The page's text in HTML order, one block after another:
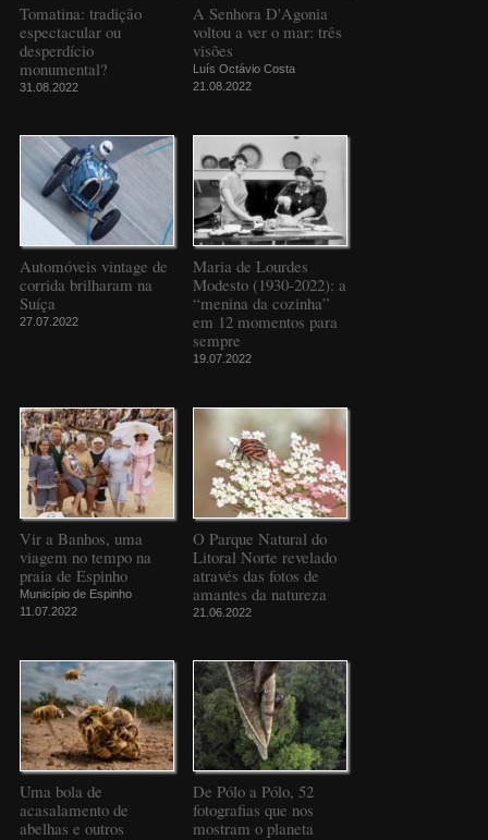
Tomatina: tradição
espectacular ou
desperdício
monumental?
31.08.2022
A Senhora D'Agonia
voltou a ver o mar: três
visões
Luís Octávio Costa
21.08.2022
Automóveis vintage de
corrida brilharam na
Suíça
27.07.2022
Maria de Lourdes
Modesto (1930-2022): a
“menina da cozinha”
em 12 momentos para
sempre
19.07.2022
Vir a Banhos, uma
viagem no tempo na
praia de Espinho
Município de Espinho
11.07.2022
O Parque Natural do
Litoral Norte revelado
através das fotos de
amantes da natureza
21.06.2022
Uma bola de
acasalamento de
abelhas e outros
De Pólo a Pólo, 52
fotografias que nos
mostram o planeta